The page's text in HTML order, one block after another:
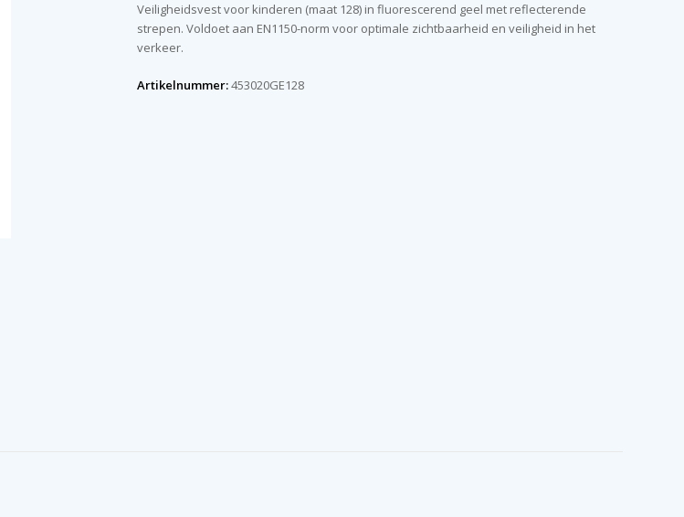
aantal
Veiligheidsvest voor kinderen (maat 128) in fluorescerend geel met reflecterende
strepen. Voldoet aan EN1150-norm voor optimale zichtbaarheid en veiligheid in het
verkeer.
Artikelnummer:453020GE128